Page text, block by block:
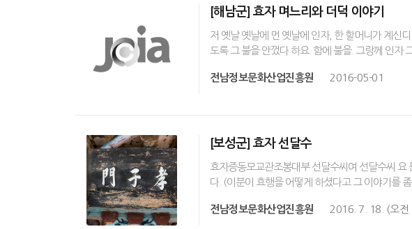
[해남군] 효자 며느리와 더덕 이야기
저 옛날 옛날에 먼 옛날에 인자, 한 할머니가 계신
도록 그 불을 안껐다 하요. 함에 불을. 그랑께 인자
전남정보문화산업진흥원 2016-05-01
[보성군] 효자 선달수
효자증동모교관조봉대부 선달수씨여 선달수씨 요
다. (이분이 효행을 어떻게 하셨다고 그 이야기를
전남정보문화산업진흥원 2016. 7. 18. (오전